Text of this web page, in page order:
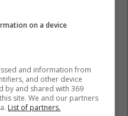
on a device
and information from
and other device
by and shared with 369
site. We and our partners
List of partners.